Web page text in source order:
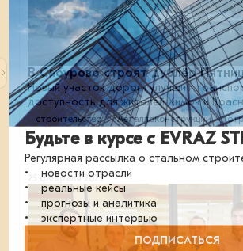
В Сабурово строят дублёр
Новый участок дороги улучшит
доступность для жителей Химок и
строительство металлоконструкции
25 февраля 2025
Будьте в курсе с EVRAZ
Регулярная рассылка о стальном
• новости отрасли
• реальные кейсы
• прогнозы и аналитика
• экспертные интервью
ПОДПИСАТЬСЯ